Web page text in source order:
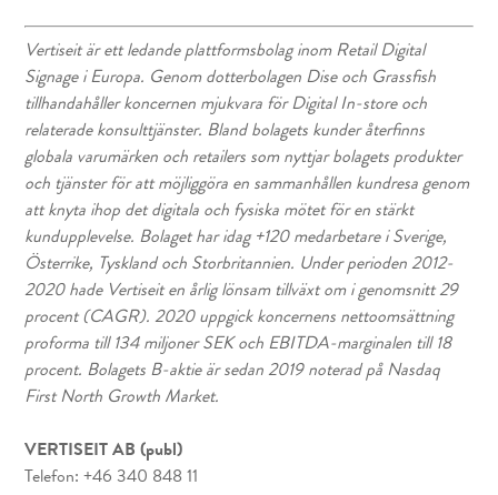
Vertiseit är ett ledande plattformsbolag inom Retail Digital
Signage i Europa. Genom dotterbolagen Dise och Grassfish
tillhandahåller koncernen mjukvara för Digital In-store och
relaterade konsulttjänster. Bland bolagets kunder återfinns
globala varumärken och retailers som nyttjar bolagets produkter
och tjänster för att möjliggöra en sammanhållen kundresa genom
att knyta ihop det digitala och fysiska mötet för en stärkt
kundupplevelse. Bolaget har idag +120 medarbetare i Sverige,
Österrike, Tyskland och Storbritannien. Under perioden 2012-
2020 hade Vertiseit en årlig lönsam tillväxt om i genomsnitt 29
procent (CAGR). 2020 uppgick koncernens nettoomsättning
proforma till 134 miljoner SEK och EBITDA-marginalen till 18
procent. Bolagets B-aktie är sedan 2019 noterad på Nasdaq
First North Growth Market.
VERTISEIT AB (publ)
Telefon: +46 340 848 11